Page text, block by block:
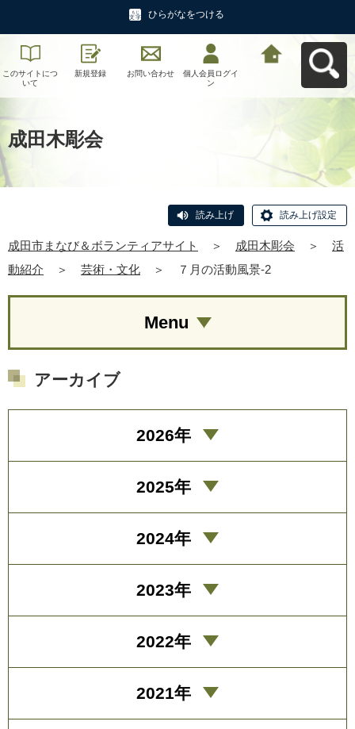
ひらがなをつける
このサイトにつ
いて
新規登録 お問い合わせ
個人会員ログイ
ン
成田木彫会
読み上げ 読み上げ設定
成田市まなび＆ボランティアサイト ＞ 成田木彫会 ＞
活
動紹介
＞ 芸術・文化 ＞ ７月の活動風景-2
Menu
アーカイブ
2026年
2025年
2024年
2023年
2022年
2021年